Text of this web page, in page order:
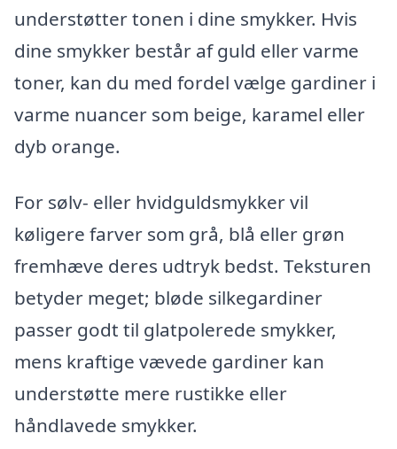
understøtter tonen i dine smykker. Hvis
dine smykker består af guld eller varme
toner, kan du med fordel vælge gardiner i
varme nuancer som beige, karamel eller
dyb orange.
For sølv- eller hvidguldsmykker vil
køligere farver som grå, blå eller grøn
fremhæve deres udtryk bedst. Teksturen
betyder meget; bløde silkegardiner
passer godt til glatpolerede smykker,
mens kraftige vævede gardiner kan
understøtte mere rustikke eller
håndlavede smykker.